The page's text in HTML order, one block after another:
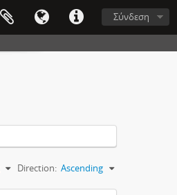
Σύνδεση
Direction: Ascending